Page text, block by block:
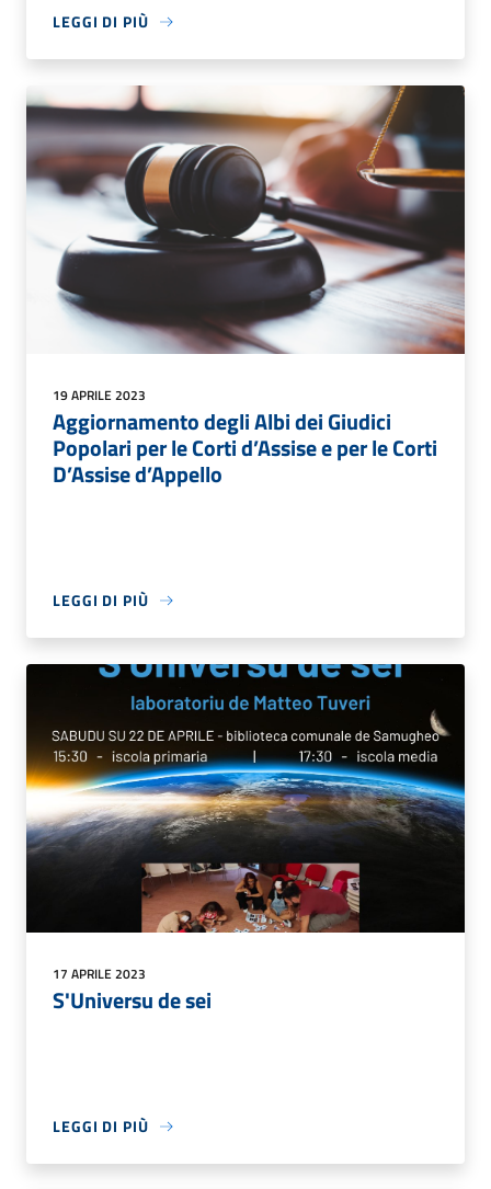
LEGGI DI PIÙ
19 APRILE 2023
Aggiornamento degli Albi dei Giudici
Popolari per le Corti d’Assise e per le Corti
D’Assise d’Appello
LEGGI DI PIÙ
17 APRILE 2023
S'Universu de sei
LEGGI DI PIÙ